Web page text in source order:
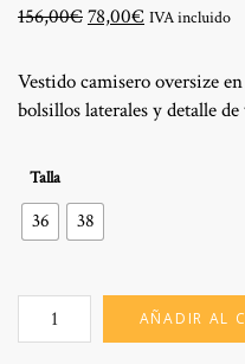
156,00€El
original
era:
156,00€.
78,00€El
actual
es:
78,00€.
IVA incluido
Vestido camisero oversize
bolsillos laterales y detalle
Talla
36 38
MAXIMA
AÑADIR AL